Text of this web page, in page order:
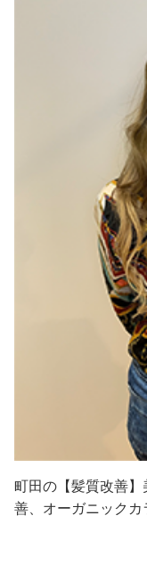
町田の【髪質改善
善、オーガニックカ